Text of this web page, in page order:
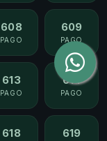
608
PAGO
609
PAGO
613
PAGO
614
PAGO
618 619